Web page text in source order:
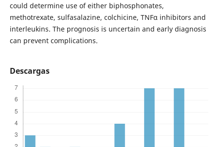
could determine use of either biphosphonates,
methotrexate, sulfasalazine, colchicine, TNFα inhibitors and
interleukins. The prognosis is uncertain and early diagnosis
can prevent complications.
Descargas